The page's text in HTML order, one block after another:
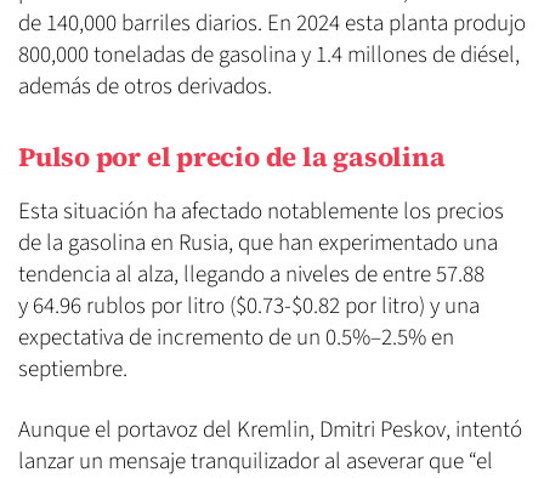
de 140,000 barriles diarios. En 2024 esta planta produjo
800,000 toneladas de gasolina y 1.4 millones de diésel,
además de otros derivados.
Pulso por el precio de la gasolina
Esta situación ha afectado notablemente los precios
de la gasolina en Rusia, que han experimentado una
tendencia al alza, llegando a niveles de entre 57.88
y 64.96 rublos por litro ($0.73-$0.82 por litro) y una
expectativa de incremento de un 0.5%–2.5% en
septiembre.
Aunque el portavoz del Kremlin, Dmitri Peskov, intentó
lanzar un mensaje tranquilizador al aseverar que “el